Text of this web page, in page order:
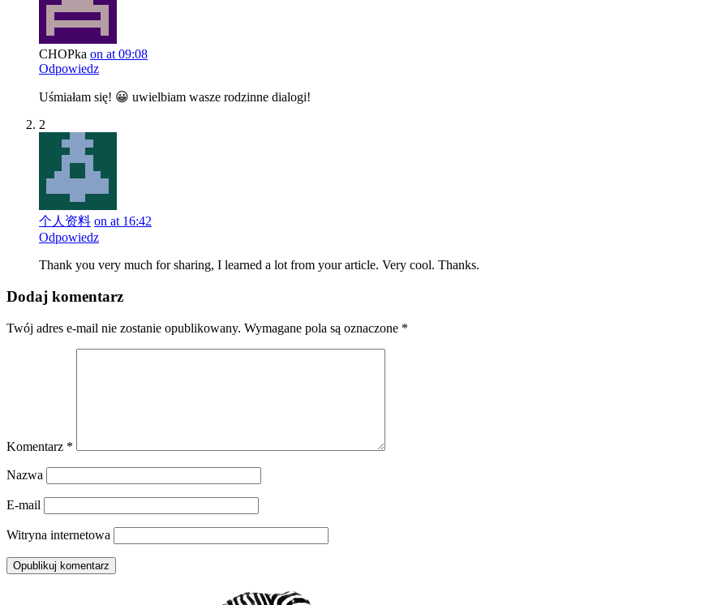
CHOPka on at 09:08
Odpowiedz
Uśmiałam się! 😀 uwielbiam wasze rodzinne dialogi!
2
个人资料 on at 16:42
Odpowiedz
Thank you very much for sharing, I learned a lot from your article. Very cool. Thanks.
Dodaj komentarz
Twój adres e-mail nie zostanie opublikowany. Wymagane pola są oznaczone *
Komentarz *
Nazwa
E-mail
Witryna internetowa